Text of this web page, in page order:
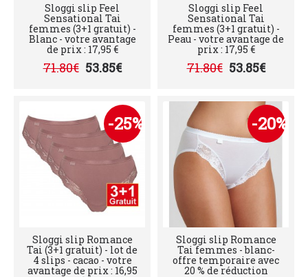
Sloggi slip Feel
Sensational Tai
femmes (3+1 gratuit) -
Blanc - votre avantage
de prix : 17,95 €
71.80€ 53.85€
Sloggi slip Feel
Sensational Tai
femmes (3+1 gratuit) -
Peau - votre avantage de
prix : 17,95 €
71.80€ 53.85€
-25%
Sloggi slip Romance
Tai (3+1 gratuit) - lot de
4 slips - cacao - votre
avantage de prix : 16,95
-20%
Sloggi slip Romance
Tai femmes - blanc-
offre temporaire avec
20 % de réduction